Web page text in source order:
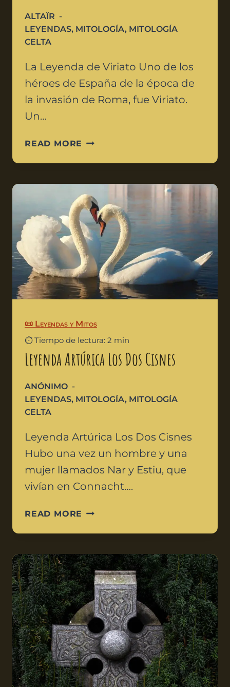
ALTAÏR
LEYENDAS, MITOLOGÍA, MITOLOGÍA
CELTA
La Leyenda de Viriato Uno de los
héroes de España de la época de
la invasión de Roma, fue Viriato.
Un…
READ MORE
📜 Leyendas y Mitos
⏱️ Tiempo de lectura: 2 min
Leyenda Artúrica Los Dos Cisnes
ANÓNIMO
LEYENDAS, MITOLOGÍA, MITOLOGÍA
CELTA
Leyenda Artúrica Los Dos Cisnes
Hubo una vez un hombre y una
mujer llamados Nar y Estiu, que
vivían en Connacht….
READ MORE